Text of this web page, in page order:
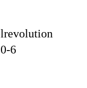
6